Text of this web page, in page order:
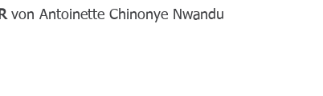
von Antoinette Chinonye Nwandu